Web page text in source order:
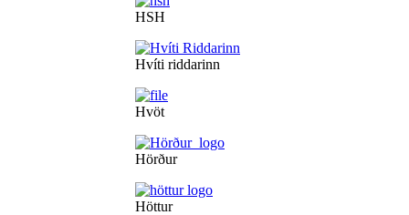
HSH
Hvíti riddarinn
Hvöt
Hörður
Höttur